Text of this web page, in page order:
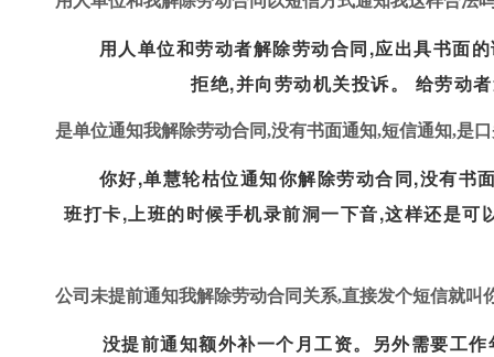
用人单位和劳动者解除劳动合同,应出具书面
拒绝,并向劳动机关投诉。 给劳动
是单位通知我解除劳动合同,没有书面通知,短信通知,是
你好,单慧轮枯位通知你解除劳动合同,没有书
班打卡,上班的时候手机录前洞一下音,这样还是可
公司未提前通知我解除劳动合同关系,直接发个短信就叫
没提前通知额外补一个月工资。另外需要工